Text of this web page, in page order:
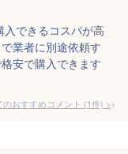
できるコスパが高
業者に別途依頼す
安で購入できます
のおすすめコメント (1件) >